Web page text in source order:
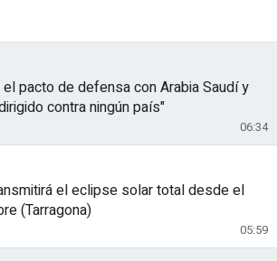
06:34
pacto de defensa con Arabia Saudí y
contra ningún país"
05:59
el eclipse solar total desde el
(Tarragona)